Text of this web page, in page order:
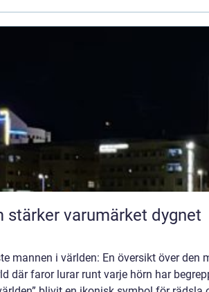
stärker varumärket dygnet
mannen i världen: En översikt över den
där faror lurar runt varje hörn har